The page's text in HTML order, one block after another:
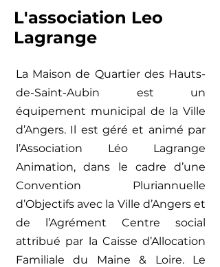
L'association Leo
Lagrange
La Maison de Quartier des Hauts-
de-Saint-Aubin est un
équipement municipal de la Ville
d’Angers. Il est géré et animé par
l’Association Léo Lagrange
Animation, dans le cadre d’une
Convention Pluriannuelle
d’Objectifs avec la Ville d’Angers et
de l’Agrément Centre social
attribué par la Caisse d’Allocation
Familiale du Maine & Loire. Le